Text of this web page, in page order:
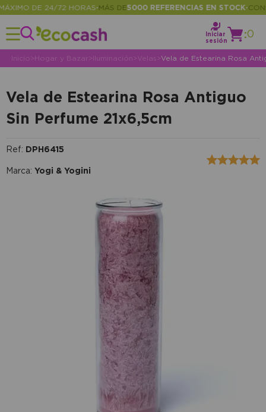
DE 24/72 HORAS•MÁS DE 5000 REFERENCIAS EN STOCK•
Iniciar
sesión
:0
Inicio>Hogar y Bazar>Iluminación>Velas >Vela de Estearina Rosa
Vela de Estearina Rosa Antiguo
Sin Perfume 21x6,5cm
Ref: DPH6415
Marca: Yogi & Yogini